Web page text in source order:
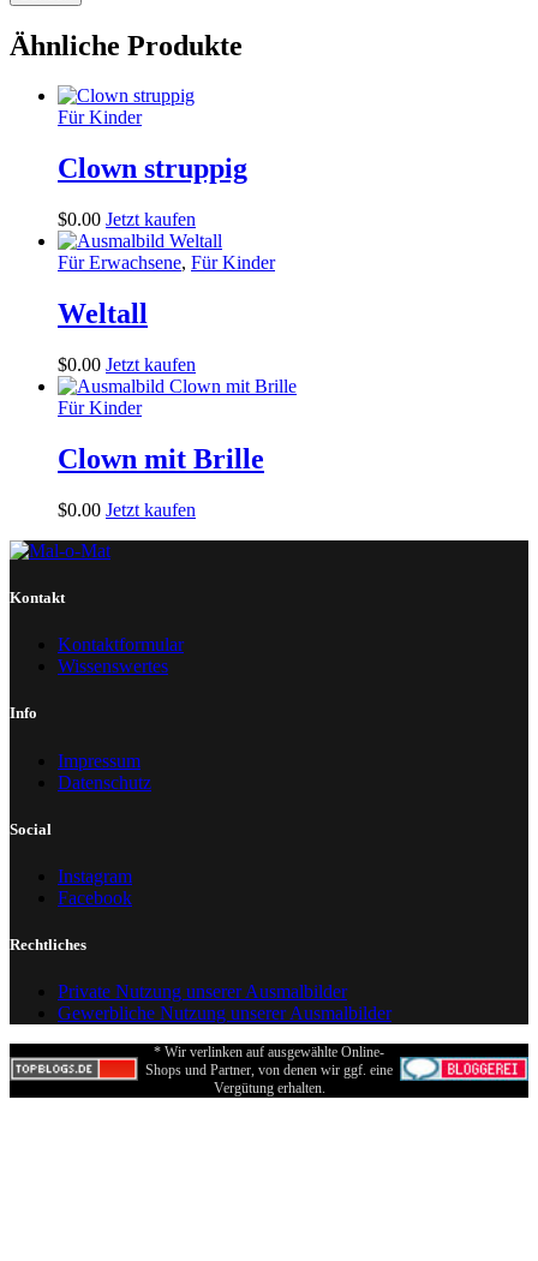
Ähnliche Produkte
Für Kinder
Clown struppig
$0.00 Jetzt kaufen
Für Erwachsene, Für Kinder
Weltall
$0.00 Jetzt kaufen
Für Kinder
Clown mit Brille
$0.00 Jetzt kaufen
Kontakt
Kontaktformular
Wissenswertes
Info
Impressum
Datenschutz
Social
Instagram
Facebook
Rechtliches
Private Nutzung unserer Ausmalbilder
Gewerbliche Nutzung unserer Ausmalbilder
* Wir verlinken auf ausgewählte Online-
Shops und Partner, von denen wir ggf. eine
Vergütung erhalten.